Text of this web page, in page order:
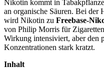
Nikotin kommt in
an organische Säuren. Bei der
wird Nikotin zu Freebase-
von Philip Morris für
Wirkung intensiviert, aber den
Konzentrationen stark kratzt.
Inhalt